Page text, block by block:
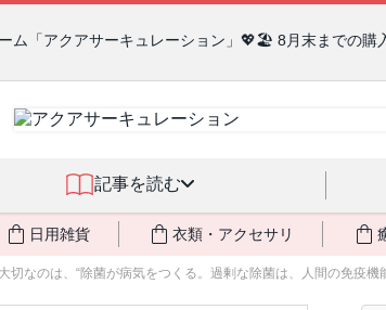
ム「アクアサーキュレーション」💖🏖️ 8月末までの購
記事を読む
日用雑貨 衣類・アクセサリ
切なのは、“除菌が病気をつくる。過剰な除菌は、人間の免疫機